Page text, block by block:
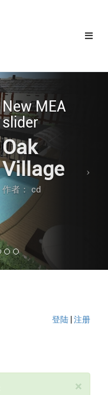
New MEA
slider
Oak
Village
作者： cd
登陆 注册
×